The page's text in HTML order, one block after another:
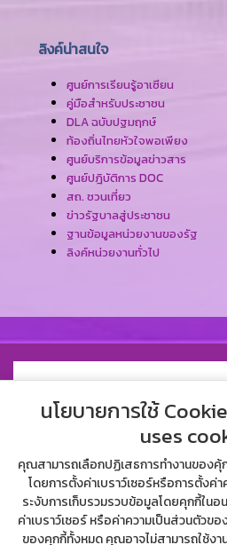
ลิงค์น่าสนใจ
ศูนย์การเรียนรู้อาเซียน
คู่มือสำหรับประชาชน
DLA ฉบับปฐมฤกษ์
ท้องถิ่นไทยหัวใจพอเพียง
ศูนย์บริการข้อมูลข่าวสาร
ศูนย์ปฎิบัติการ DOC
สถ. ชวนเที่ยว
ข่าวรัฐบาลสู่ประชาชน
ฐานข้อมูลหน่วยงานของรัฐ
ลิงค์หน่วยงานทั่วไป
นโยบายการใช้
uses
คุณสามารถเลือกปฏิเสธการทำงานของ
โดยการตั้งค่าเบราว์เซอร์หรือการตั้ง
ระงับการเก็บรวมรวบข้อมูลโดยคุกกี้ใน
ค่าเบราว์เซอร์ หรือค่าความเป็นส่วนตัวข
ของคุกกี้ทั้งหมด คุณอาจไม่สามารถใช้ง